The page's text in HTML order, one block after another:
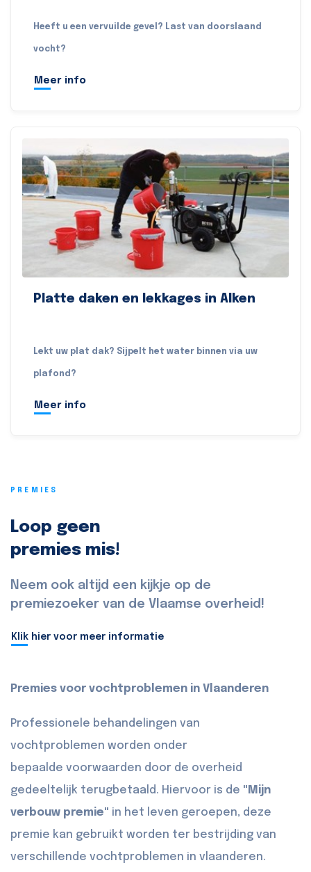
Heeft u een vervuilde gevel? Last van doorslaand
vocht?
Meer info
Platte daken en lekkages in Alken
Lekt uw plat dak? Sijpelt het water binnen via uw
plafond?
Meer info
PREMIES
Loop geen
premies mis!
Neem ook altijd een kijkje op de
premiezoeker van de Vlaamse overheid!
Klik hier voor meer informatie
Premies voor vochtproblemen in Vlaanderen
Professionele behandelingen van
vochtproblemen worden onder
bepaalde voorwaarden door de overheid
gedeeltelijk terugbetaald. Hiervoor is de "Mijn
verbouw premie" in het leven geroepen, deze
premie kan gebruikt worden ter bestrijding van
verschillende vochtproblemen in vlaanderen.